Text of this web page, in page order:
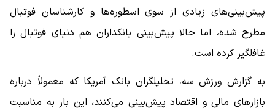
پیش‌بینی‌های زیادی از سوی اسطوره‌ها و کارشناسان فوتبال
مطرح شده، اما حالا پیش‌بینی بانکداران هم دنیای فوتبال را
غافلگیر کرده است.
به گزارش ورزش سه، تحلیلگران بانک آمریکا که معمولاً درباره
بازارهای مالی و اقتصاد پیش‌بینی می‌کنند، این بار به مناسبت